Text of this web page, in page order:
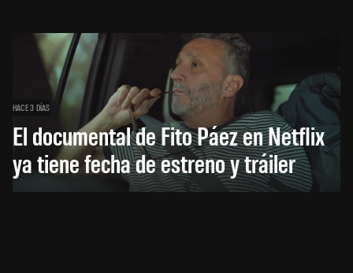
HACE 3 DÍAS
El documental de Fito Páez en Netflix
ya tiene fecha de estreno y tráiler